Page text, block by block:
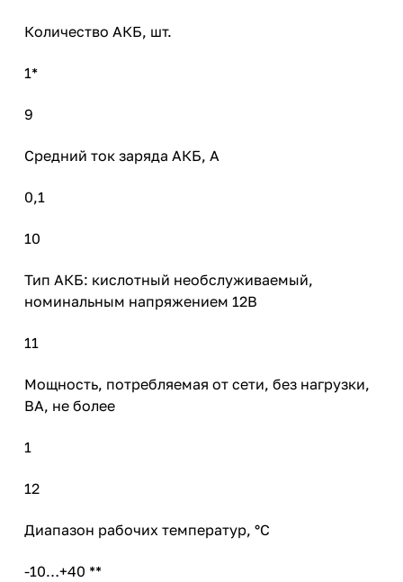
Количество АКБ, шт.
1*
9
Средний ток заряда АКБ, А
0,1
10
Тип АКБ: кислотный необслуживаемый,
номинальным напряжением 12В
11
Мощность, потребляемая от сети, без нагрузки,
ВА, не более
1
12
Диапазон рабочих температур, °С
-10…+40 **